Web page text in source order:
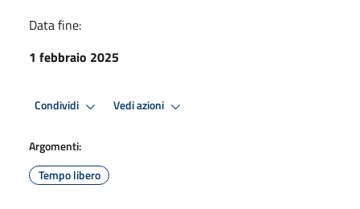
Data fine:
1 febbraio 2025
Condividi Vedi azioni
Argomenti:
Tempo libero